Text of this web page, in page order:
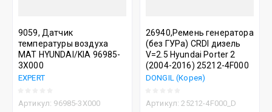
9059, Датчик
температуры воздуха
MAT HYUNDAI/KIA 96985-
3X000
EXPERT
Артикул: 96985-3X000
26940,Ремень генератора
(без ГУРа) CRDI дизель
V=2.5 Hyundai Porter 2
(2004-2016) 25212-4F000
DONGIL (Корея)
Артикул: 25212-4F000_D